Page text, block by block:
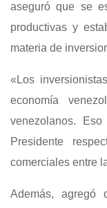
aseguró que se
productivas y
materia de
«Los
economía
venezolanos.
Presidente
comerciales entre
Además, agregó